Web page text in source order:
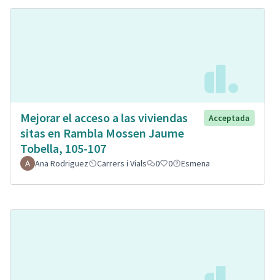
Mejorar el acceso a las viviendas
sitas en Rambla Mossen Jaume
Tobella, 105-107
Acceptada
Ana Rodriguez Carrers i Vials 0 0 Esmena